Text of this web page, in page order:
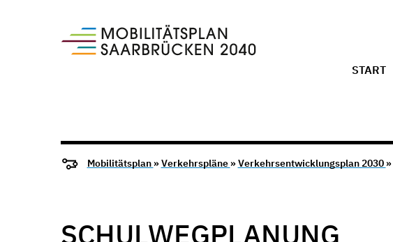
START
Mobilitätsplan »Verkehrspläne »Verkehrsentwicklungsplan 2030 »
SCHULWEGPLANUNG